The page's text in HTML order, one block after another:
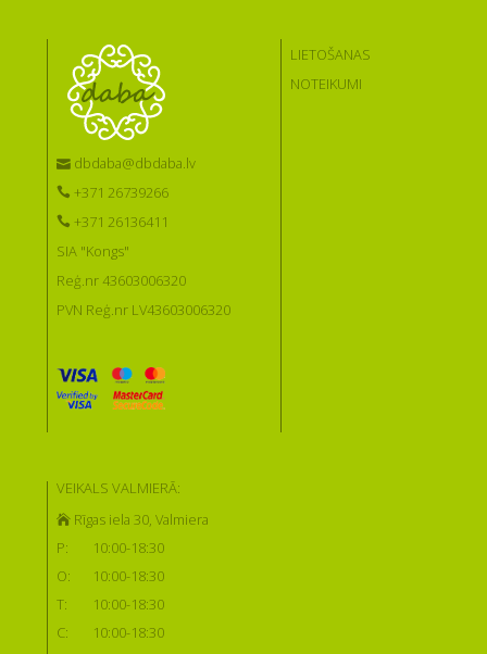
dbdaba@dbdaba.lv
+371 26739266
+371 26136411
SIA "Kongs"
Reģ.nr 43603006320
PVN Reģ.nr LV43603006320
LIETOŠANAS
NOTEIKUMI
VEIKALS VALMIERĀ:
Rīgas iela 30, Valmiera
P:
10:00-18:30
O:
10:00-18:30
T:
10:00-18:30
C:
10:00-18:30